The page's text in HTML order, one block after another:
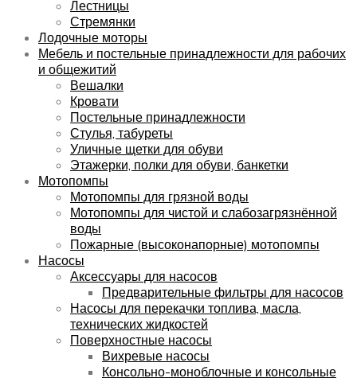
Лестницы
Стремянки
Лодочные моторы
Мебель и постельные принадлежности для рабочих
и общежитий
Вешалки
Кровати
Постельные принадлежности
Стулья, табуреты
Уличные щетки для обуви
Этажерки, полки для обуви, банкетки
Мотопомпы
Мотопомпы для грязной воды
Мотопомпы для чистой и слабозагрязнённой
воды
Пожарные (высоконапорные) мотопомпы
Насосы
Аксессуары для насосов
Предварительные фильтры для насосов
Насосы для перекачки топлива, масла,
технических жидкостей
Поверхностные насосы
Вихревые насосы
Консольно-моноблочные и консольные